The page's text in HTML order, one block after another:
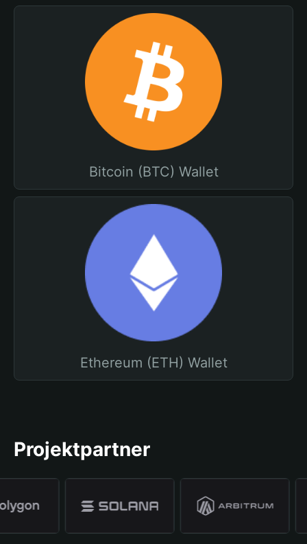
Bitcoin (BTC) Wallet
Ethereum (ETH) Wallet
Projektpartner